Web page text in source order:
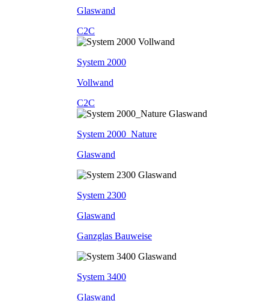
Glaswand
C2C
System 2000
Vollwand
C2C
System 2000_Nature
Glaswand
System 2300
Glaswand
Ganzglas Bauweise
System 3400
Glaswand